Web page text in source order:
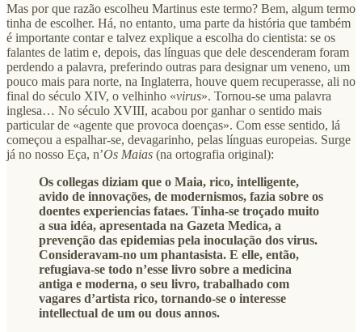
Mas por que razão escolheu Martinus este termo? Bem, algum termo
tinha de escolher. Há, no entanto, uma parte da história que também
é importante contar e talvez explique a escolha do cientista: se os
falantes de latim e, depois, das línguas que dele descenderam foram
perdendo a palavra, preferindo outras para designar um veneno, um
pouco mais para norte, na Inglaterra, houve quem recuperasse, ali no
final do século XIV, o velhinho «virus». Tornou‑se uma palavra
inglesa… No século XVIII, acabou por ganhar o sentido mais
particular de «agente que provoca doenças». Com esse sentido, lá
começou a espalhar‑se, devagarinho, pelas línguas europeias. Surge
já no nosso Eça, n’Os Maias (na ortografia original):
Os collegas diziam que o Maia, rico, intelligente,
avido de innovações, de modernismos, fazia sobre os
doentes experiencias fataes. Tinha‑se troçado muito
a sua idéa, apresentada na Gazeta Medica, a
prevenção das epidemias pela inoculação dos virus.
Consideravam‑no um phantasista. E elle, então,
refugiava‑se todo n’esse livro sobre a medicina
antiga e moderna, o seu livro, trabalhado com
vagares d’artista rico, tornando‑se o interesse
intellectual de um ou dous annos.